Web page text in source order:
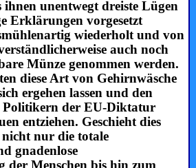
ihnen unentwegt dreiste Lügen
Erklärungen vorgesetzt
wiederholt und von
auch noch
Münze genommen werden.
diese Art von Gehirnwäsche
ergehen lassen und den
Politikern der EU-Diktatur
entziehen. Geschieht dies
nur die totale
gnadenlose
der Menschen bis hin zum